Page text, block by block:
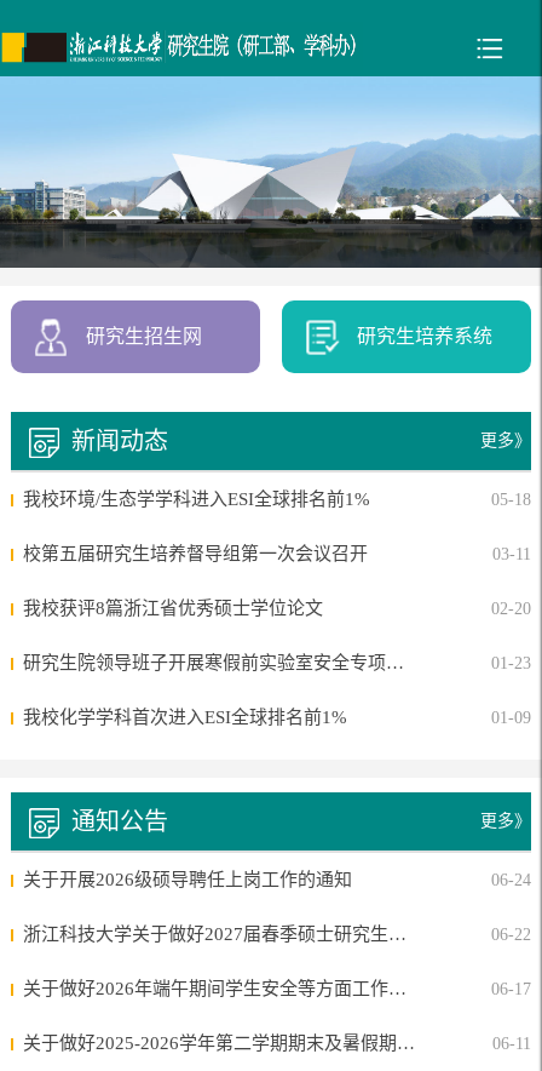
研究生招生网 研究生培养系统
新闻动态 更多》
我校环境/生态学学科进入ESI全球排名前1% 05-18
校第五届研究生培养督导组第一次会议召开 03-11
我校获评8篇浙江省优秀硕士学位论文 02-20
研究生院领导班子开展寒假前实验室安全专项巡查 01-23
我校化学学科首次进入ESI全球排名前1% 01-09
通知公告 更多》
关于开展2026级硕导聘任上岗工作的通知 06-24
浙江科技大学关于做好2027届春季硕士研究生学位授予相关工作的通知 06-22
关于做好2026年端午期间学生安全等方面工作的通知 06-17
关于做好2025-2026学年第二学期期末及暑假期间学生安全教育和毕业生离校工作的通知 06-11